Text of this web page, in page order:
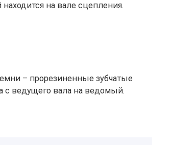
на вале сцепления.
– прорезиненные зубчатые
с ведущего вала на ведомый.